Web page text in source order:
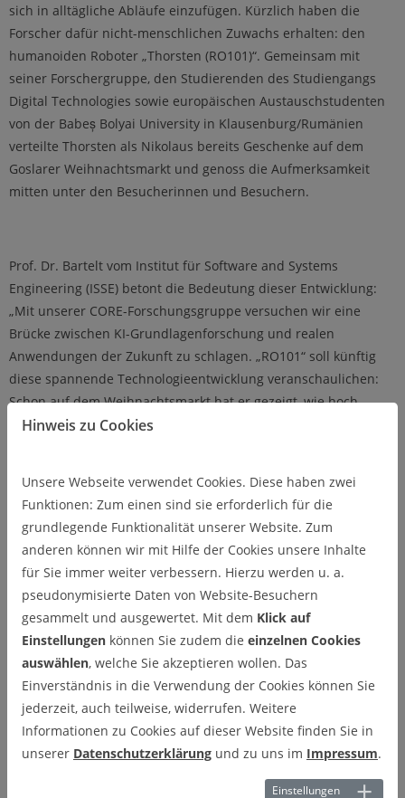
sich in alltägliche Abläufe einzufügen. Kürzlich haben die
Forscher dafür nicht-menschlichen Zuwachs erhalten: den
humanoiden Roboter „Thorsten (RO101)“. Gemeinsam mit
seiner Forschergruppe, den Studierenden des Studiengangs
Digital Technologies sowie europäischen Austauschstudenten
von der Babeș Bolyai University in Klausenburg/Rumänien
verteilte Thorsten als Nikolaus bereits Geschenke auf dem
Goslarer Weihnachtsmarkt und genoss die Aufmerksamkeit
mitten unter den Besucherinnen und Besuchern.
Prof. Dr. Bartelt vom Institut für Software and Systems
Engineering (ISSE) betont die Bedeutung dieser Entwicklung:
„Mit unserer CORE-Forschungsgruppe versuchen wir eine
Brücke zwischen KI-Grundlagenforschung und realen
Anwendungen der Zukunft zu schlagen. „RO101“ soll künftig
diese spannende Technologieentwicklung veranschaulichen:
Schon auf dem Weihnachtsmarkt hat er gezeigt, wie hoch
entwickelt bereits die verfügbaren Basistechnologien sind, auf
kognitiver Robotik hoffentlich dort eingesetzt werden, wo
Menschen entlastet werden können und zu einer wertvollen
Ergänzung unseres täglichen Lebens und Arbeitens werden.“
Der Name CORE steht dabei für die englische Bezeichnung:
„COgnitive SoftwaRE“. Erprobt werden die Einsatzszenarien
derzeit im Rahmen des Forschungsprojekts MediCar 4.0, das
vom Bundesministerium für Forschung, Technologie und
Raumfahrt (BMFTR) sowie dem Technologieprogramm IKT für
Elektromobilität gefördert wird. Ziel des Projektes ist die
Integration von Servicerobotern in den Krankenhausalltag, um
medizinisches Personal zu entlasten und die Servicequalität zu
erhöhen – etwa indem zukünftig der Transport von Blutproben,
Medikamenten oder weiteren Gütern durch autonome Systeme
Hinweis zu Cookies
Unsere Webseite verwendet Cookies. Diese haben zwei
Funktionen: Zum einen sind sie erforderlich für die
grundlegende Funktionalität unserer Website. Zum
anderen können wir mit Hilfe der Cookies unsere Inhalte
für Sie immer weiter verbessern. Hierzu werden u. a.
pseudonymisierte Daten von Website-Besuchern
gesammelt und ausgewertet. Mit dem Klick auf
Einstellungen können Sie zudem die einzelnen Cookies
auswählen, welche Sie akzeptieren wollen. Das
Einverständnis in die Verwendung der Cookies können Sie
jederzeit, auch teilweise, widerrufen. Weitere
Informationen zu Cookies auf dieser Website finden Sie in
unserer Datenschutzerklärung und zu uns im Impressum.
Einstellungen